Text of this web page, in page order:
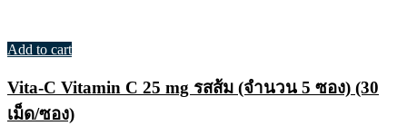
Add to cart
Vita-C Vitamin C 25 mg รสส้ม (จำนวน 5 ซอง) (30
เม็ด/ซอง)